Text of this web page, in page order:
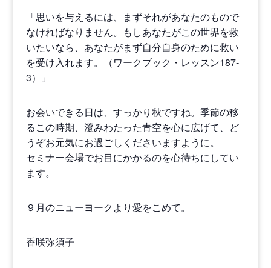
「思いを与えるには、まずそれがあなたのもので
なければなりません。もしあなたがこの世界を救
いたいなら、あなたがまず自分自身のために救い
を受け入れます。（ワークブック・レッスン187-
3）」
お会いできる日は、すっかり秋ですね。季節の移
るこの時期、澄みわたった青空を心に広げて、ど
うぞお元気にお過ごしくださいますように。
セミナー会場でお目にかかるのを心待ちにしてい
ます。
９月のニューヨークより愛をこめて。
香咲弥須子